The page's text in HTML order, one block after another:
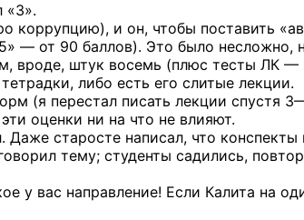
«3».
коррупцию), и он, чтобы поставить
— от 90 баллов). Это было несложно,
вроде, штук восемь (плюс тесты ЛК —
либо есть его слитые лекции.
(я перестал писать лекции спустя
оценки ни на что не влияют.
старосте написал, что конспекты
тему; студенты садились,
у вас направление! Если Калита на